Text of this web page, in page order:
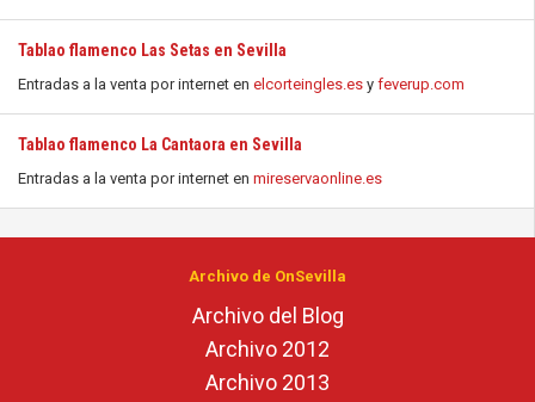
Tablao flamenco Las Setas en Sevilla
Entradas a la venta por internet en elcorteingles.es y feverup.com
Tablao flamenco La Cantaora en Sevilla
Entradas a la venta por internet en mireservaonline.es
Archivo de OnSevilla
Archivo del Blog
Archivo 2012
Archivo 2013